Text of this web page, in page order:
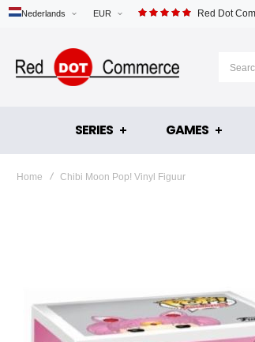
EUR
Nederlands Red Dot
SERIES GAMES
Home Chibi Moon Pop! Vinyl Figuur
afbeeldingen-
gallerij